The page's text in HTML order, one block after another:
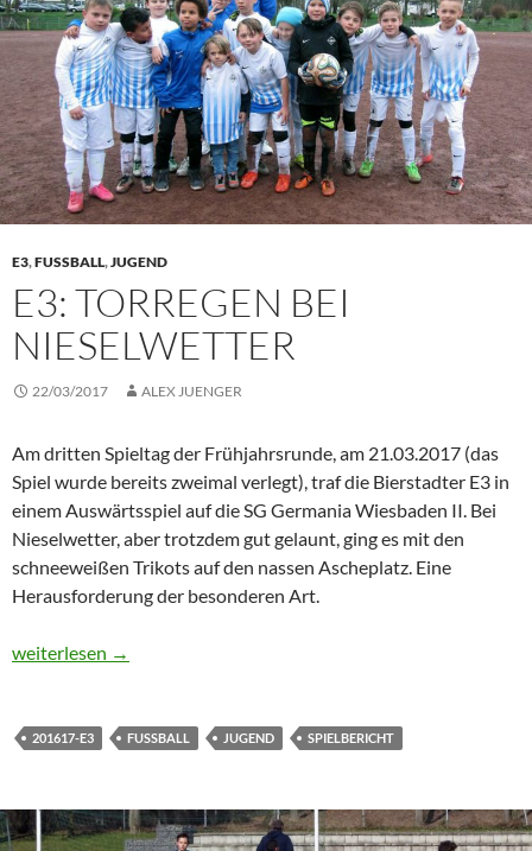
E3,FUSSBALL,JUGEND
E3: TORREGEN BEI
NIESELWETTER
22/03/2017 ALEX JUENGER
Am dritten Spieltag der Frühjahrsrunde, am 21.03.2017 (das
Spiel wurde bereits zweimal verlegt), traf die Bierstadter E3 in
einem Auswärtsspiel auf die SG Germania Wiesbaden II. Bei
Nieselwetter, aber trotzdem gut gelaunt, ging es mit den
schneeweißen Trikots auf den nassen Ascheplatz. Eine
Herausforderung der besonderen Art.
E3: Torregen bei Nieselwetter
weiterlesen →
201617-E3 FUSSBALL JUGEND SPIELBERICHT